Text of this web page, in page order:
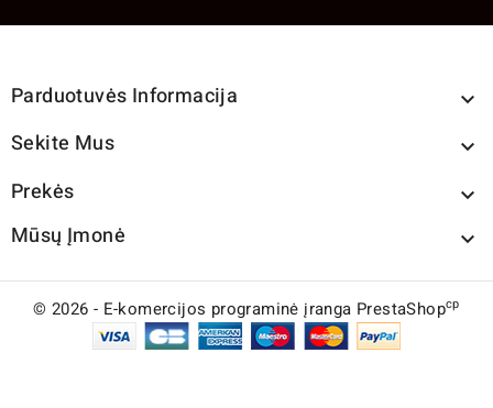
Parduotuvės Informacija 
Sekite Mus 
Prekės 
Mūsų Įmonė 
© 2026 - E-komercijos programinė įranga PrestaShopcp